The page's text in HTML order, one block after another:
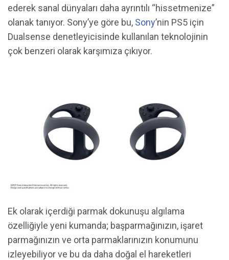
ederek sanal dünyaları daha ayrıntılı “hissetmenize”
olanak tanıyor. Sony’ye göre bu, Sony’nin PS5 için
Dualsense denetleyicisinde kullanılan teknolojinin
çok benzeri olarak karşımıza çıkıyor.
Ek olarak içerdiği parmak dokunuşu algılama
özelliğiyle yeni kumanda; başparmağınızın, işaret
parmağınızın ve orta parmaklarınızın konumunu
izleyebiliyor ve bu da daha doğal el hareketleri